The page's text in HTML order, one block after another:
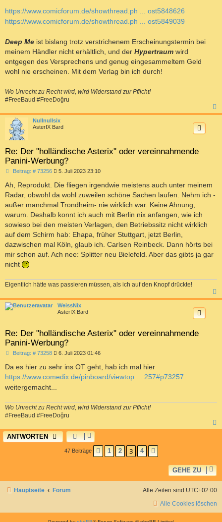
https://www.comicforum.de/showthread.ph ... ost5848626
https://www.comicforum.de/showthread.ph ... ost5849039
Deep Me ist bislang trotz verstrichenem Erscheinungstermin bei
meinem Händler nicht erhältlich, und der Hypertraum wird
entgegen des Versprechens und genug eingesammeltem Geld
wohl nie erscheinen. Mit dem Verlag bin ich durch!
Wo Unrecht zu Recht wird, wird Widerstand zur Pflicht!
#FreeBaud #FreeDoğru
a
Nullnullsix
AsterIX Bard
Re: Der "holländische Asterix" oder vereinnahmende
Panini-Werbung?
Beitrag: # 73256B
r
a
g
5. Juli 2023 23:10
Ah, Reprodukt. Die fliegen irgendwie meistens auch unter meinem
Radar, obwohl da wohl zuweilen schöne Sachen laufen. Nehm ich -
außer manchmal Trondheim- nie wirklich war. Keine Ahnung,
warum. Deshalb konnt ich auch mit Berlin nix anfangen, wie ich
sowieso bei den meisten Verlagen, den Betriebssitz nicht wirklich
auf dem Schirm hab: Ehapa, früher Stuttgart, jetzt Berlin,
dazwischen mal Köln, glaub ich. Carlsen Reinbeck. Dann hörts bei
mir schon auf. Ach nee: Splitter neu Bielefeld. Aber das gibts ja gar
nicht
Eigentlich hätte was passieren müssen, als ich auf den Knopf drückte!
a
WeissNix
AsterIX Bard
Re: Der "holländische Asterix" oder vereinnahmende
Panini-Werbung?
Beitrag: # 73258B
i
r
g
6. Juli 2023 01:46
Da es hier zu sehr ins OT geht, hab ich mal hier
https://www.comedix.de/pinboard/viewtop ... 257#p73257
weitergemacht...
Wo Unrecht zu Recht wird, wird Widerstand zur Pflicht!
#FreeBaud #FreeDoğru
a
ANTWORTEN
47 Beiträge VORHERIGE
1 2 3 4
GEHE ZU
Hauptseite Forum Alle Zeiten sind UTC+02:00
Alle Cookies löschen